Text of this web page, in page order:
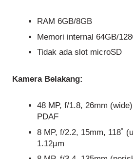
RAM 6GB/8GB
Memori internal 64GB/
Tidak ada slot microSD
Kamera Belakang:
48 MP, f/1.8, 26mm
PDAF
8 MP, f/2.2, 15mm, 118˚
1.12µm